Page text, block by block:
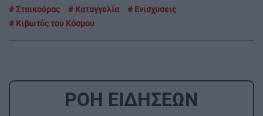
Σταικούρας Καταγγελία
Ενισχυσεις
Κιβωτός του Κόσμου
ΡΟΗ ΕΙΔΗΣΕΩΝ